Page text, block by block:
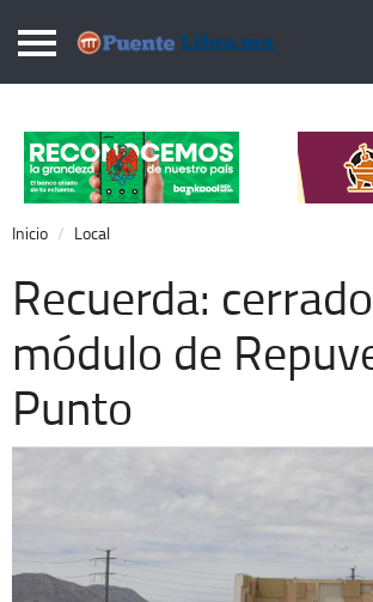
Puentelibre.mx
Local
Nacional
Opinión
Cronos
Economía
Espectáculos
Inicio Local
Recuerda:
módulo de
Punto